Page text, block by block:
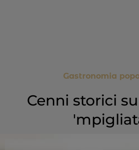
Gastronomia
Cenni storici